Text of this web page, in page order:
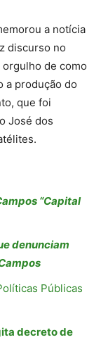
a notícia
discurso no
orgulho de como
a produção do
que foi
José dos
“Capital
denunciam
Públicas
decreto de